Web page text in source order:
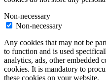
Non-necessary
Non-necessary
Any cookies that may not be
to function and is used
analytics, ads, other embedded
cookies. It is mandatory to
these cookies on your website.